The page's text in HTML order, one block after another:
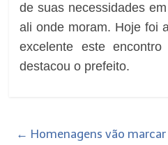
de suas necessidades
ali onde moram. Hoje foi
excelente este encontro
destacou o prefeito.
← Homenagens vão